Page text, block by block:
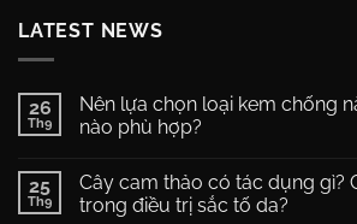
LATEST NEWS
26
Th9
Nên lựa chọn loại kem chống
nào phù hợp?
bình
luận
ở
25
Th9
Cây cam thảo có tác dụng gì?
trong điều trị sắc tố da?